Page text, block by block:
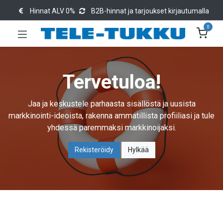
Hinnat ALV 0% B2B-hinnat ja tarjoukset kirjautumalla
0
Tervetuloa!
Jaa ja keskustele parhaasta sisällöstä ja uusista
markkinointi-ideoista, rakenna ammatillista profiiliasi ja tule
yhdessä paremmaksi markkinoijaksi.
Rekisteröidy Hylkää